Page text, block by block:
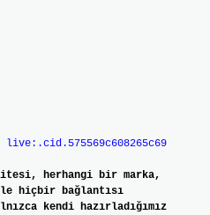
live:.cid.575569c608265c69
herhangi bir marka,
hiçbir bağlantısı
kendi hazırladığımız